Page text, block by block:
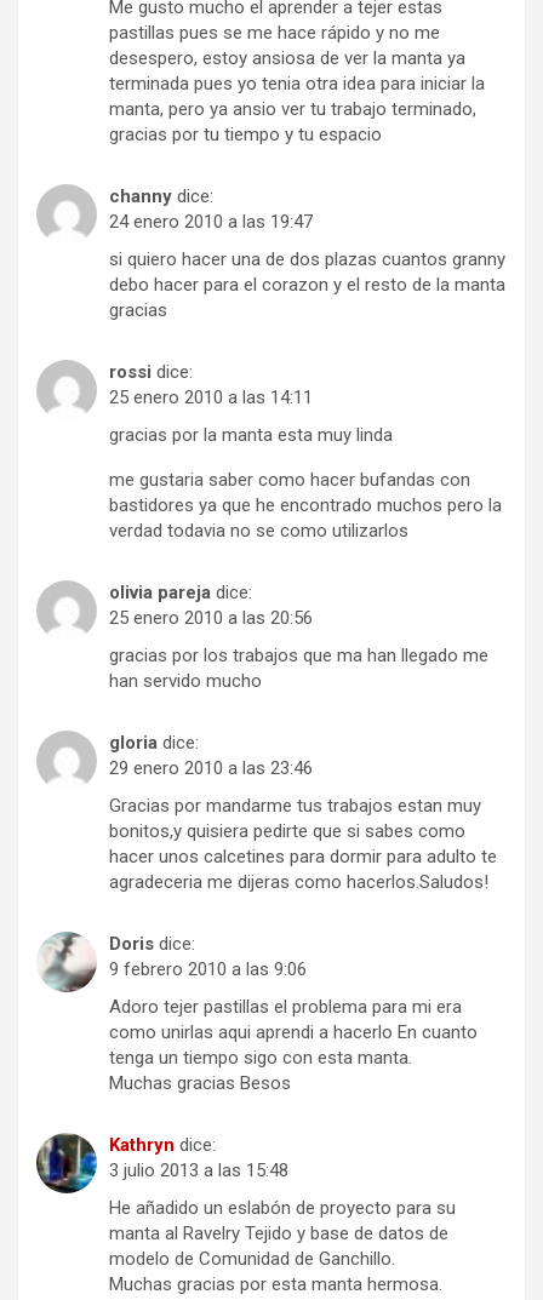
Me gusto mucho el aprender a tejer estas
pastillas pues se me hace rápido y no me
desespero, estoy ansiosa de ver la manta ya
terminada pues yo tenia otra idea para iniciar la
manta, pero ya ansio ver tu trabajo terminado,
gracias por tu tiempo y tu espacio
channy dice:
24 enero 2010 a las 19:47
si quiero hacer una de dos plazas cuantos granny
debo hacer para el corazon y el resto de la manta
gracias
rossi dice:
25 enero 2010 a las 14:11
gracias por la manta esta muy linda
me gustaria saber como hacer bufandas con
bastidores ya que he encontrado muchos pero la
verdad todavia no se como utilizarlos
olivia pareja dice:
25 enero 2010 a las 20:56
gracias por los trabajos que ma han llegado me
han servido mucho
gloria dice:
29 enero 2010 a las 23:46
Gracias por mandarme tus trabajos estan muy
bonitos,y quisiera pedirte que si sabes como
hacer unos calcetines para dormir para adulto te
agradeceria me dijeras como hacerlos.Saludos!
Doris dice:
9 febrero 2010 a las 9:06
Adoro tejer pastillas el problema para mi era
como unirlas aqui aprendi a hacerlo En cuanto
tenga un tiempo sigo con esta manta.
Muchas gracias Besos
Kathryn dice:
3 julio 2013 a las 15:48
He añadido un eslabón de proyecto para su
manta al Ravelry Tejido y base de datos de
modelo de Comunidad de Ganchillo.
Muchas gracias por esta manta hermosa.